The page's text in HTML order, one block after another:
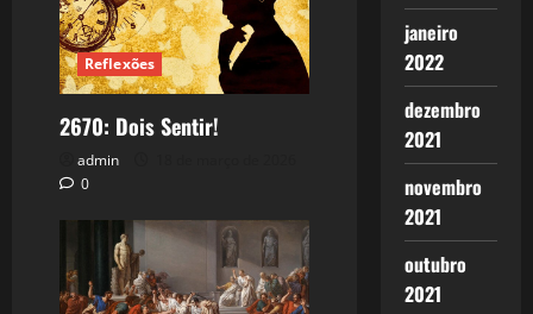
Reflexões
2670: Dois Sentir!
admin
0
janeiro
2022
dezembro
2021
novembro
2021
outubro
2021